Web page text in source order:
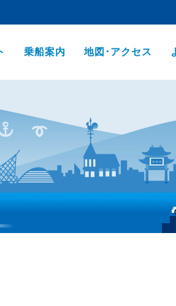
乗船案内 地図･アクセス